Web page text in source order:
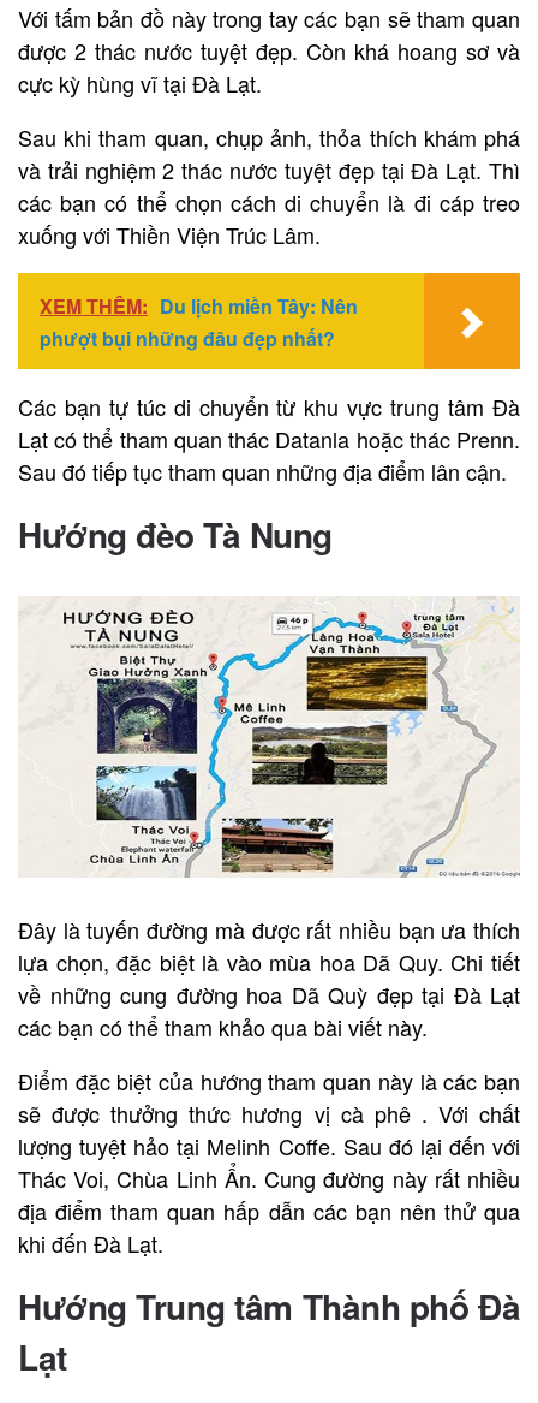
Với tấm bản đồ này trong tay các bạn sẽ tham quan
được 2 thác nước tuyệt đẹp. Còn khá hoang sơ và
cực kỳ hùng vĩ tại Đà Lạt.
Sau khi tham quan, chụp ảnh, thỏa thích khám phá
và trải nghiệm 2 thác nước tuyệt đẹp tại Đà Lạt. Thì
các bạn có thể chọn cách di chuyển là đi cáp treo
xuống với Thiền Viện Trúc Lâm.
XEM THÊM: Du lịch miền Tây: Nên
phượt bụi những đâu đẹp nhất?
Các bạn tự túc di chuyển từ khu vực trung tâm Đà
Lạt có thể tham quan thác Datanla hoặc thác Prenn.
Sau đó tiếp tục tham quan những địa điểm lân cận.
Hướng đèo Tà Nung
Đây là tuyến đường mà được rất nhiều bạn ưa thích
lựa chọn, đặc biệt là vào mùa hoa Dã Quy. Chi tiết
về những cung đường hoa Dã Quỳ đẹp tại Đà Lạt
các bạn có thể tham khảo qua bài viết này.
Điểm đặc biệt của hướng tham quan này là các bạn
sẽ được thưởng thức hương vị cà phê . Với chất
lượng tuyệt hảo tại Melinh Coffe. Sau đó lại đến với
Thác Voi, Chùa Linh Ẩn. Cung đường này rất nhiều
địa điểm tham quan hấp dẫn các bạn nên thử qua
khi đến Đà Lạt.
Hướng Trung tâm Thành phố Đà
Lạt